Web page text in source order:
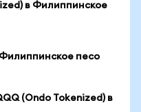
в Филиппинское
песо
(Ondo Tokenized) в